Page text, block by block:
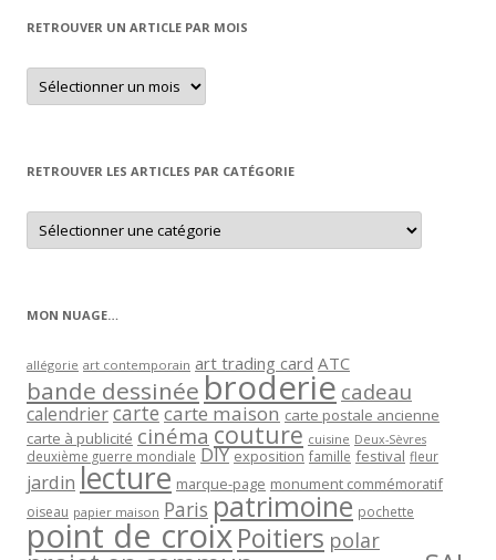
RETROUVER UN ARTICLE PAR MOIS
Retrouver
un
article
RETROUVER LES ARTICLES PAR CATÉGORIE
Retrouver
les
articles
MON NUAGE…
allégorie art contemporain art trading card ATC
bande dessinée broderie cadeau
calendriercartecarte maison carte postale ancienne
carte à publicité cinéma couture cuisine Deux-Sèvres
deuxième guerre mondiale DIY exposition famille festival fleur
jardin lecture marque-page monument commémoratif
oiseau papier maison Paris patrimoine pochette
point de croixPoitiers polar